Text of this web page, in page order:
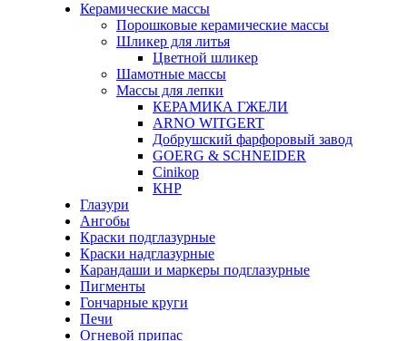
Керамические массы
Порошковые керамические массы
Шликер для литья
Цветной шликер
Шамотные массы
Массы для лепки
КЕРАМИКА ГЖЕЛИ
ARNO WITGERT
Добрушский фарфоровый завод
GOERG & SCHNEIDER
Cinikop
КНР
Глазури
Ангобы
Краски подглазурные
Краски надглазурные
Карандаши и маркеры подглазурные
Пигменты
Гончарные круги
Печи
Огневой припас